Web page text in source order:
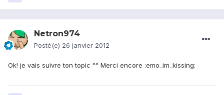
Netron974
Posté(e) 26 janvier 2012
Ok! je vais suivre ton topic ^^ Merci encore :emo_im_kissing: